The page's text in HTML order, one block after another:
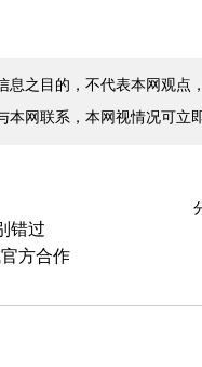
之目的，不代表本网观点
网联系，本网视情况可立
错过
方合作